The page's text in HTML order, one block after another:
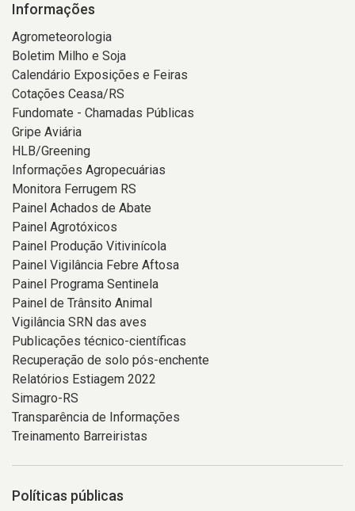
Informações
Agrometeorologia
Boletim Milho e Soja
Calendário Exposições e Feiras
Cotações Ceasa/RS
Fundomate - Chamadas Públicas
Gripe Aviária
HLB/Greening
Informações Agropecuárias
Monitora Ferrugem RS
Painel Achados de Abate
Painel Agrotóxicos
Painel Produção Vitivinícola
Painel Vigilância Febre Aftosa
Painel Programa Sentinela
Painel de Trânsito Animal
Vigilância SRN das aves
Publicações técnico-científicas
Recuperação de solo pós-enchente
Relatórios Estiagem 2022
Simagro-RS
Transparência de Informações
Treinamento Barreiristas
Políticas públicas